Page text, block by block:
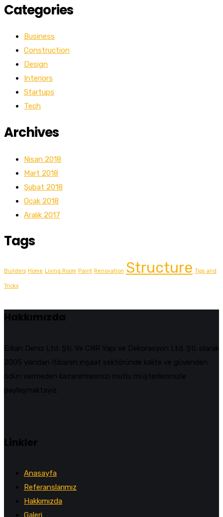
Categories
Business
Construction
Design
Interiors
Startups
Tech
Archives
Nisan 2018
Mart 2018
Şubat 2018
Ocak 2018
Aralık 2017
Tags
Builders Home Living Room Paint Renovation Structure Tips and
Tricks
Hakkımızda
Erkan Deniz Ltd. Şti. Ve CNR Yapı ve Dekorasyon Ltd. Şti. olarak
2005 yılından itibaren inşaat sektöründe kalite ve güvenden
ödün vermeden kazanımlarımızı mutlu müşterilerimizle
paylaşmaktayız.
Linkler
Anasayfa
Referanslarımız
Hakkımızda
Galeri